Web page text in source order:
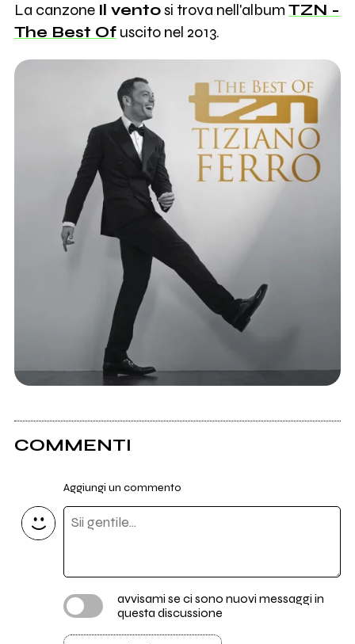
La canzone Il ventosi trova nell'album TZN -
The Best Ofuscito nel 2013.
COMMENTI
Aggiungi un commento
avvisami se ci sono nuovi messaggi in
questa discussione